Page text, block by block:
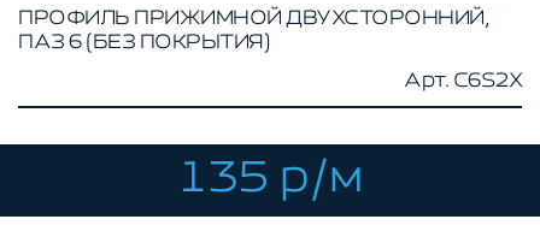
КАТАЛОГ ТОВАРОВ
КОНСТРУКЦИОННЫЙ ПРОФИЛЬ
ПРОФИЛЬ ПРИЖИМНОЙ ДВУХСТОРОННИЙ,
ПАЗ 6 (БЕЗ ПОКРЫТИЯ)
Арт. C6S2X
135 р/м